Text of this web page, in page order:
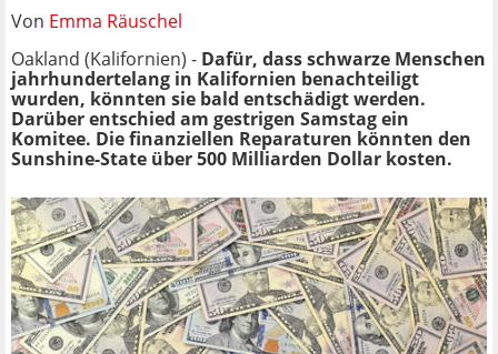
Von Emma Räuschel
Oakland (Kalifornien) - Dafür, dass schwarze Menschen
jahrhundertelang in Kalifornien benachteiligt
wurden, könnten sie bald entschädigt werden.
Darüber entschied am gestrigen Samstag ein
Komitee. Die finanziellen Reparaturen könnten den
Sunshine-State über 500 Milliarden Dollar kosten.